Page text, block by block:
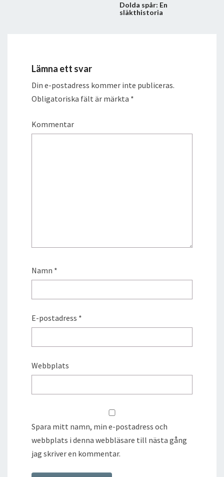
Dolda spår: En
släkthistoria
Lämna ett svar
Din e-postadress kommer inte publiceras.
Obligatoriska fält är märkta *
Kommentar
Namn *
E-postadress *
Webbplats
Spara mitt namn, min e-postadress och
webbplats i denna webbläsare till nästa gång
jag skriver en kommentar.